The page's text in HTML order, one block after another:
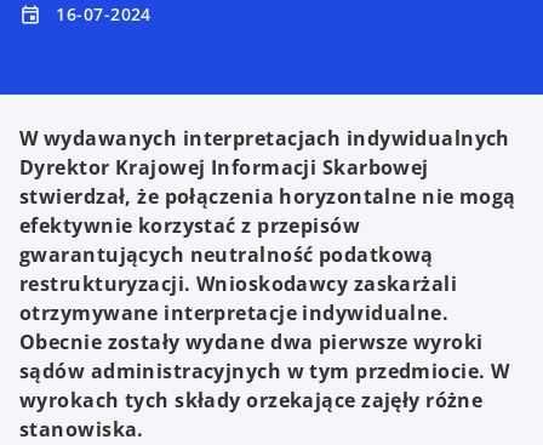
event 16-07-2024
W wydawanych interpretacjach indywidualnych
Dyrektor Krajowej Informacji Skarbowej
stwierdzał, że połączenia horyzontalne nie mogą
efektywnie korzystać z przepisów
gwarantujących neutralność podatkową
restrukturyzacji. Wnioskodawcy zaskarżali
otrzymywane interpretacje indywidualne.
Obecnie zostały wydane dwa pierwsze wyroki
sądów administracyjnych w tym przedmiocie. W
wyrokach tych składy orzekające zajęły różne
stanowiska.